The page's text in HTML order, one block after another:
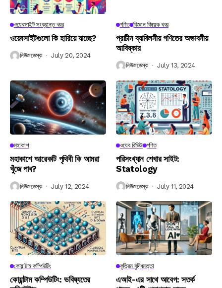
ওয়েবসাইট সংক্রান্ত খবর
ওয়েবসাইটগুলো কি হারিয়ে যাচ্ছে?
নিউজডেস্ক July 20, 2024
গণিত বিজ্ঞান বিষয়ক খবর
প্রাচীন ব্যাবিলনীয় গণিতের অভাবনীয়
আবিষ্কার
নিউজডেস্ক July 13, 2024
মহাকাশ
মহাকাশে আরেকটি পৃথিবী কি আমরা
খুঁজে পাব?
নিউজডেস্ক July 12, 2024
ওয়েব রিভিউ গণিত
পরিসংখ্যান শেখার সাইট:
Statology
নিউজডেস্ক July 11, 2024
কোয়ান্টাম কম্পিউটিং
কোয়ান্টাম কম্পিউটিং: ভবিষ্যতের
কৃত্রিম বুদ্ধিমত্তা
এআই-এর সাথে আবেগ: সতর্ক